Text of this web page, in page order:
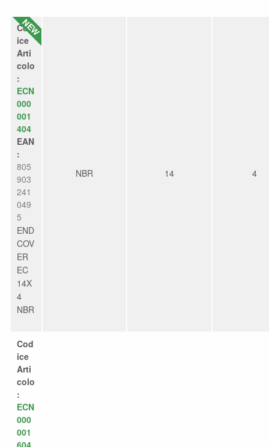
Cod
ice
Arti
colo
:
ECN
000
001
404
EAN
:
805
903
241
049
5
END
COV
ER
EC
14X
4
NBR
NBR 14 4
Cod
ice
Arti
colo
:
ECN
000
001
604